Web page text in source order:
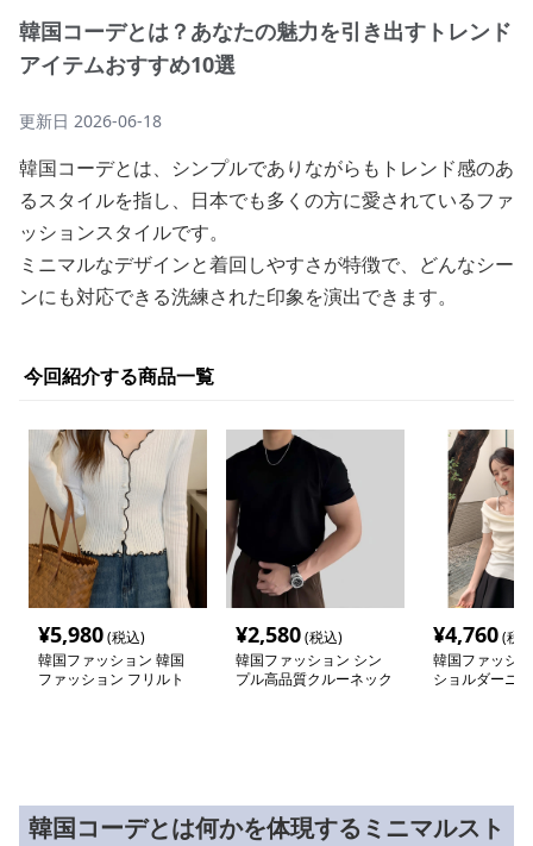
韓国コーデとは？あなたの魅力を引き出すトレンド
アイテムおすすめ10選
更新日 2026-06-18
韓国コーデとは、シンプルでありながらもトレンド感のあ
るスタイルを指し、日本でも多くの方に愛されているファ
ッションスタイルです。
ミニマルなデザインと着回しやすさが特徴で、どんなシー
ンにも対応できる洗練された印象を演出できます。
今回紹介する商品一覧
¥5,980(税込)
韓国ファッション 韓国
ファッション フリルト
¥2,580(税込)
韓国ファッション シン
プル高品質クルーネック
¥4,760(税
韓国ファッシ
ショルダーニ
韓国コーデとは何かを体現するミニマルスト